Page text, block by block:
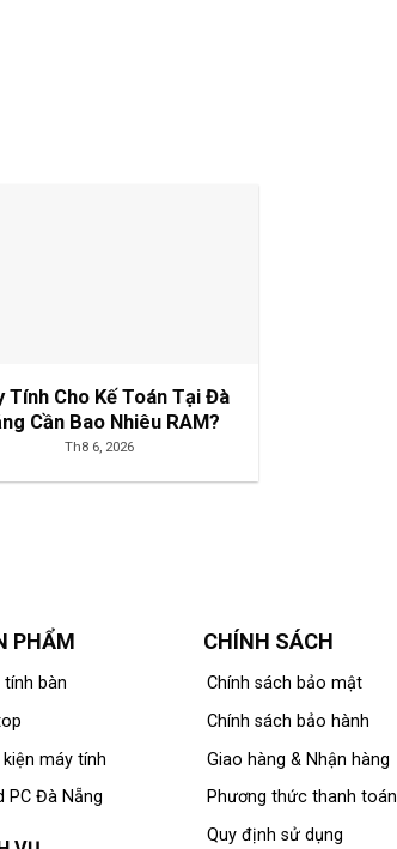
Tính Cho Kế Toán Tại Đà
Cần Bao Nhiêu RAM?
Th8 6, 2026
PHẨM
tính bàn
kiện máy tính
PC Đà Nẵng
CHÍNH SÁCH
Chính sách bảo mật
Chính sách bảo hành
Giao hàng & Nhận hàng
Phương thức thanh toán
Quy định sử dụng